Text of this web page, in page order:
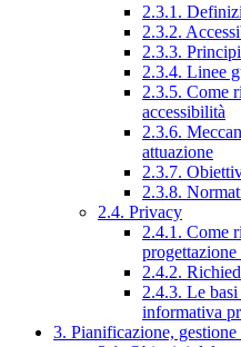
2.3.1.
2.3.2.
2.3.3.
2.3.4. Linee
2.3.5. Come
accessibilità
2.3.6.
attuazione
2.3.7.
2.3.8.
2.4. Privacy
2.4.1. Come
2.4.2.
2.4.3. Le
informativa
3. Pianificazione, gestione